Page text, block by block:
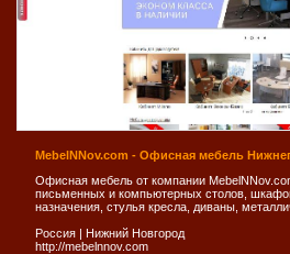
MebelNNov.com - Офисная мебель
Офисная мебель от компании
письменных и компьютерных столов,
назначения, стулья кресла, диваны,
Россия | Нижний Новгород
http://mebelnnov.com